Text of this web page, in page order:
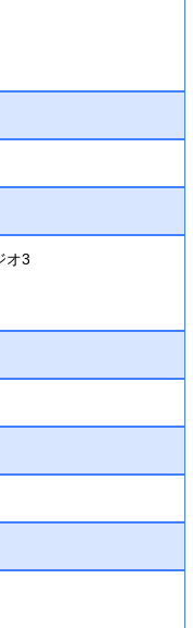
オ3